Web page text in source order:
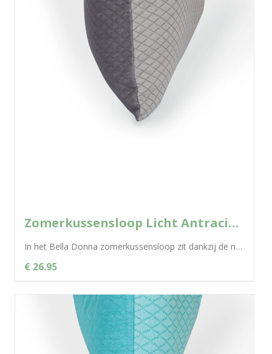
Zomerkussensloop Licht Antraciet – 0215 Bella Donna
In het Bella Donna zomerkussensloop zit dankzij de natuurlijke cellulosevezel Tencel® een uitgekiend klimaatconcept voor een aangenaam en droog slaapklimaat. De fantastische...
€ 26.95